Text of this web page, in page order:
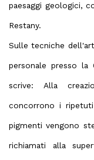
paesaggi geologici,
Restany.
Sulle tecniche
personale presso la
scrive: Alla
concorrono i
pigmenti vengono
richiamati alla